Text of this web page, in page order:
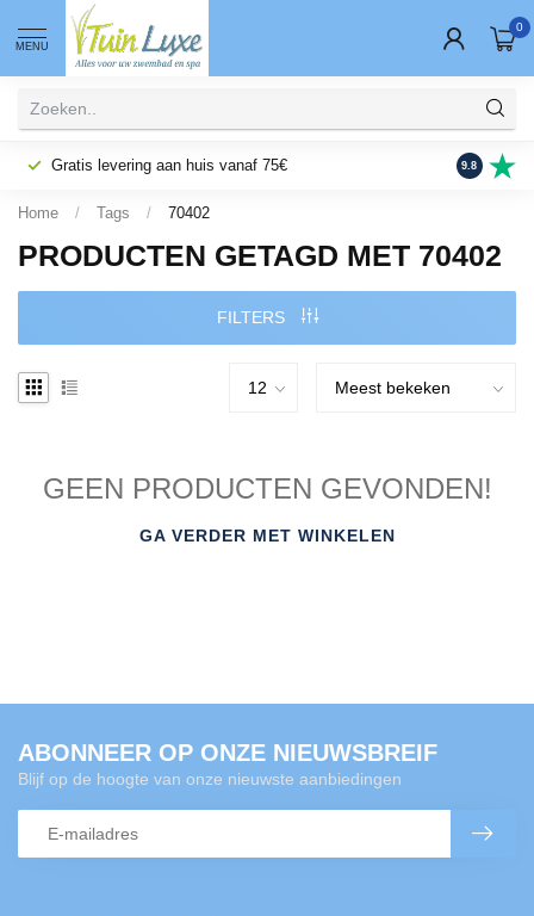
MENU
0
Gratis levering aan huis vanaf 75€ Fysieke
9.8
Home / Tags / 70402
PRODUCTEN GETAGD MET 70402
FILTERS
GEEN PRODUCTEN GEVONDEN!
GA VERDER MET WINKELEN
ABONNEER OP ONZE NIEUWSBREIF
Blijf op de hoogte van onze nieuwste aanbiedingen